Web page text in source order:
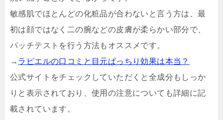
敏感肌でほとんどの化粧品が合わないと言う方は、最
初は顔ではなく二の腕などの皮膚が柔らかい部分で、
パッチテストを行う方法もオススメです。
→ ラピエルの口コミと目元ぱっちり効果は本当？
公式サイトをチェックしていただくと全成分もしっか
りと表示されており、使用の注意についても詳細に記
載されています。